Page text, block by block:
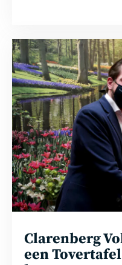
Clarenberg
een
Lees
meer